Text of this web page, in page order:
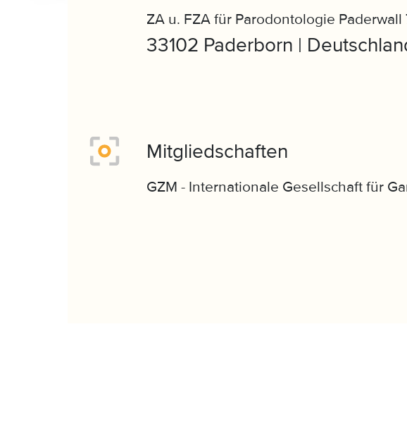
ZA u. FZA für Parodontologie Paderwall
33102 Paderborn |
Mitgliedschaften
GZM - Internationale Gesellschaft für